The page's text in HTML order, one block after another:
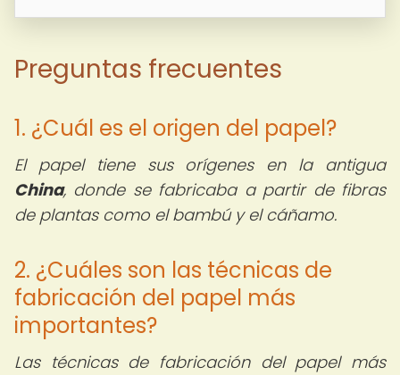
Preguntas frecuentes
1. ¿Cuál es el origen del papel?
El papel tiene sus orígenes en la antigua
China, donde se fabricaba a partir de fibras
de plantas como el bambú y el cáñamo.
2. ¿Cuáles son las técnicas de
fabricación del papel más
importantes?
Las técnicas de fabricación del papel más